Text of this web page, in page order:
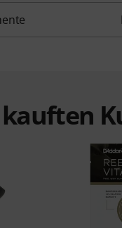
kauften